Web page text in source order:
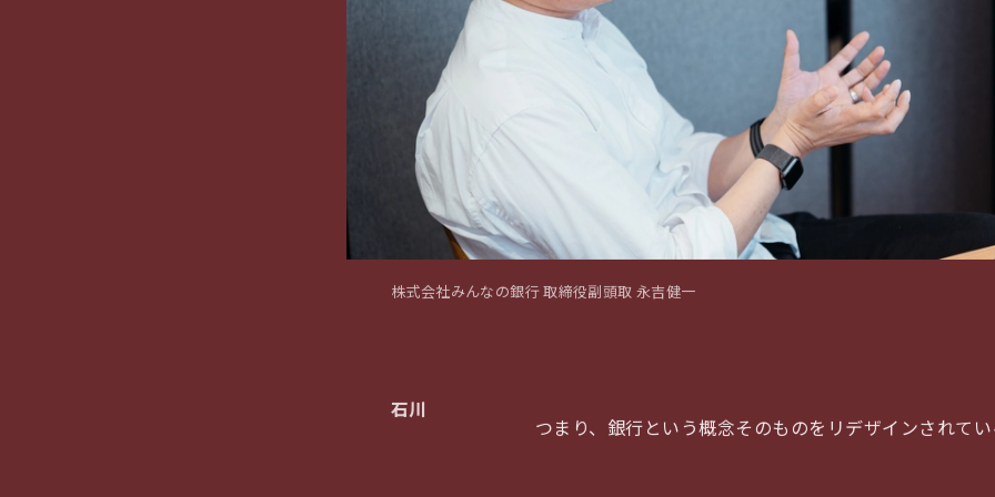
株式会社みんなの銀行 取締役副頭取 永吉健一
石川
つまり、銀行という概念そのものをリデザインされて